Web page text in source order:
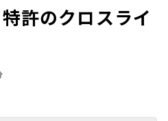
許のクロスライ